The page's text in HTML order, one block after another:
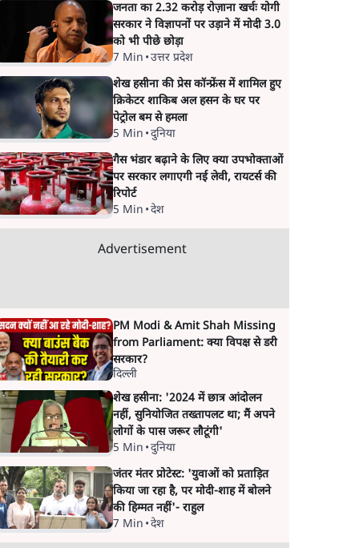
जनता का 2.32 करोड़ रोज़ाना खर्चः योगी
सरकार ने विज्ञापनों पर उड़ाने में मोदी 3.0
को भी पीछे छोड़ा
7 Min •उत्तर प्रदेश
शेख हसीना की प्रेस कॉन्फ्रेंस में शामिल हुए
क्रिकेटर शाकिब अल हसन के घर पर
पेट्रोल बम से हमला
5 Min •दुनिया
गैस भंडार बढ़ाने के लिए क्या उपभोक्ताओं
पर सरकार लगाएगी नई लेवी, रायटर्स की
रिपोर्ट
5 Min •देश
Advertisement
PM Modi & Amit Shah Missing
from Parliament: क्या विपक्ष से डरी
सरकार?
दिल्ली
शेख हसीना: '2024 में छात्र आंदोलन
नहीं, सुनियोजित तख्तापलट था; मैं अपने
लोगों के पास जरूर लौटूंगी'
5 Min •दुनिया
जंतर मंतर प्रोटेस्ट: 'युवाओं को प्रताड़ित
किया जा रहा है, पर मोदी-शाह में बोलने
की हिम्मत नहीं'- राहुल
7 Min •देश